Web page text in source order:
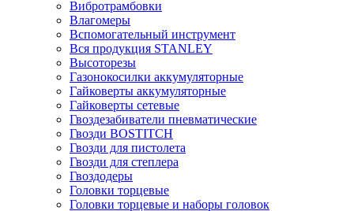
Вибротрамбовки
Влагомеры
Вспомогательный инструмент
Вся продукция STANLEY
Высоторезы
Газонокосилки аккумуляторные
Гайковерты аккумуляторные
Гайковерты сетевые
Гвоздезабиватели пневматические
Гвозди BOSTITCH
Гвозди для пистолета
Гвозди для степлера
Гвоздодеры
Головки торцевые
Головки торцевые и наборы головок